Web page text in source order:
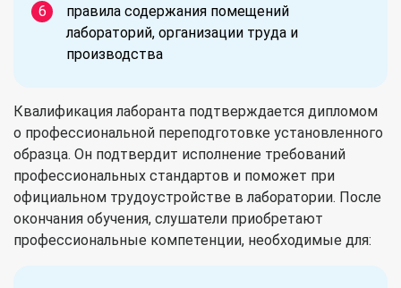
правила содержания помещений
лабораторий, организации труда и
производства
Квалификация лаборанта подтверждается дипломом
о профессиональной переподготовке установленного
образца. Он подтвердит исполнение требований
профессиональных стандартов и поможет при
официальном трудоустройстве в лаборатории. После
окончания обучения, слушатели приобретают
профессиональные компетенции, необходимые для: